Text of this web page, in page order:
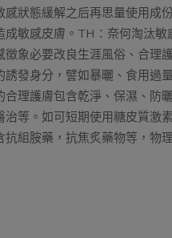
感狀態緩解之后再思量使用成
成敏感皮膚。TH：奈何淘汰
徵象必要改良生涯風俗、合理
發身分，譬如暴曬、食用過
理護膚包含乾淨、保濕、防
治等。如可短期使用糖皮質激
組胺藥，抗焦炙藥物等，物